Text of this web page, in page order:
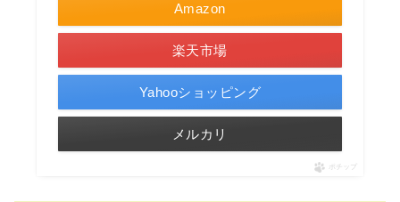
Amazon
楽天市場
Yahooショッピング
メルカリ
ポチップ